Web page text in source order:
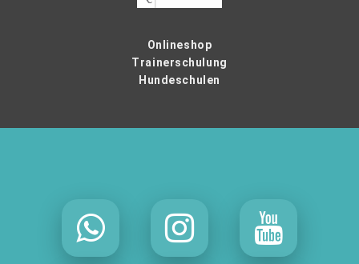
Onlineshop
Trainerschulung
Hundeschulen